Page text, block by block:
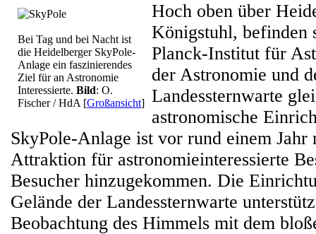
Bei Tag und bei Nacht ist
die Heidelberger SkyPole-
Anlage ein faszinierendes
Ziel für an Astronomie
Interessierte. Bild: O.
Fischer / HdA [Großansicht]
Hoch oben über
Königstuhl, befinden
Planck-Institut für
der Astronomie und
Landessternwarte
astronomische
SkyPole-Anlage ist vor rund einem Jahr
Attraktion für astronomieinteressierte
Besucher hinzugekommen. Die
Gelände der Landessternwarte
Beobachtung des Himmels mit dem